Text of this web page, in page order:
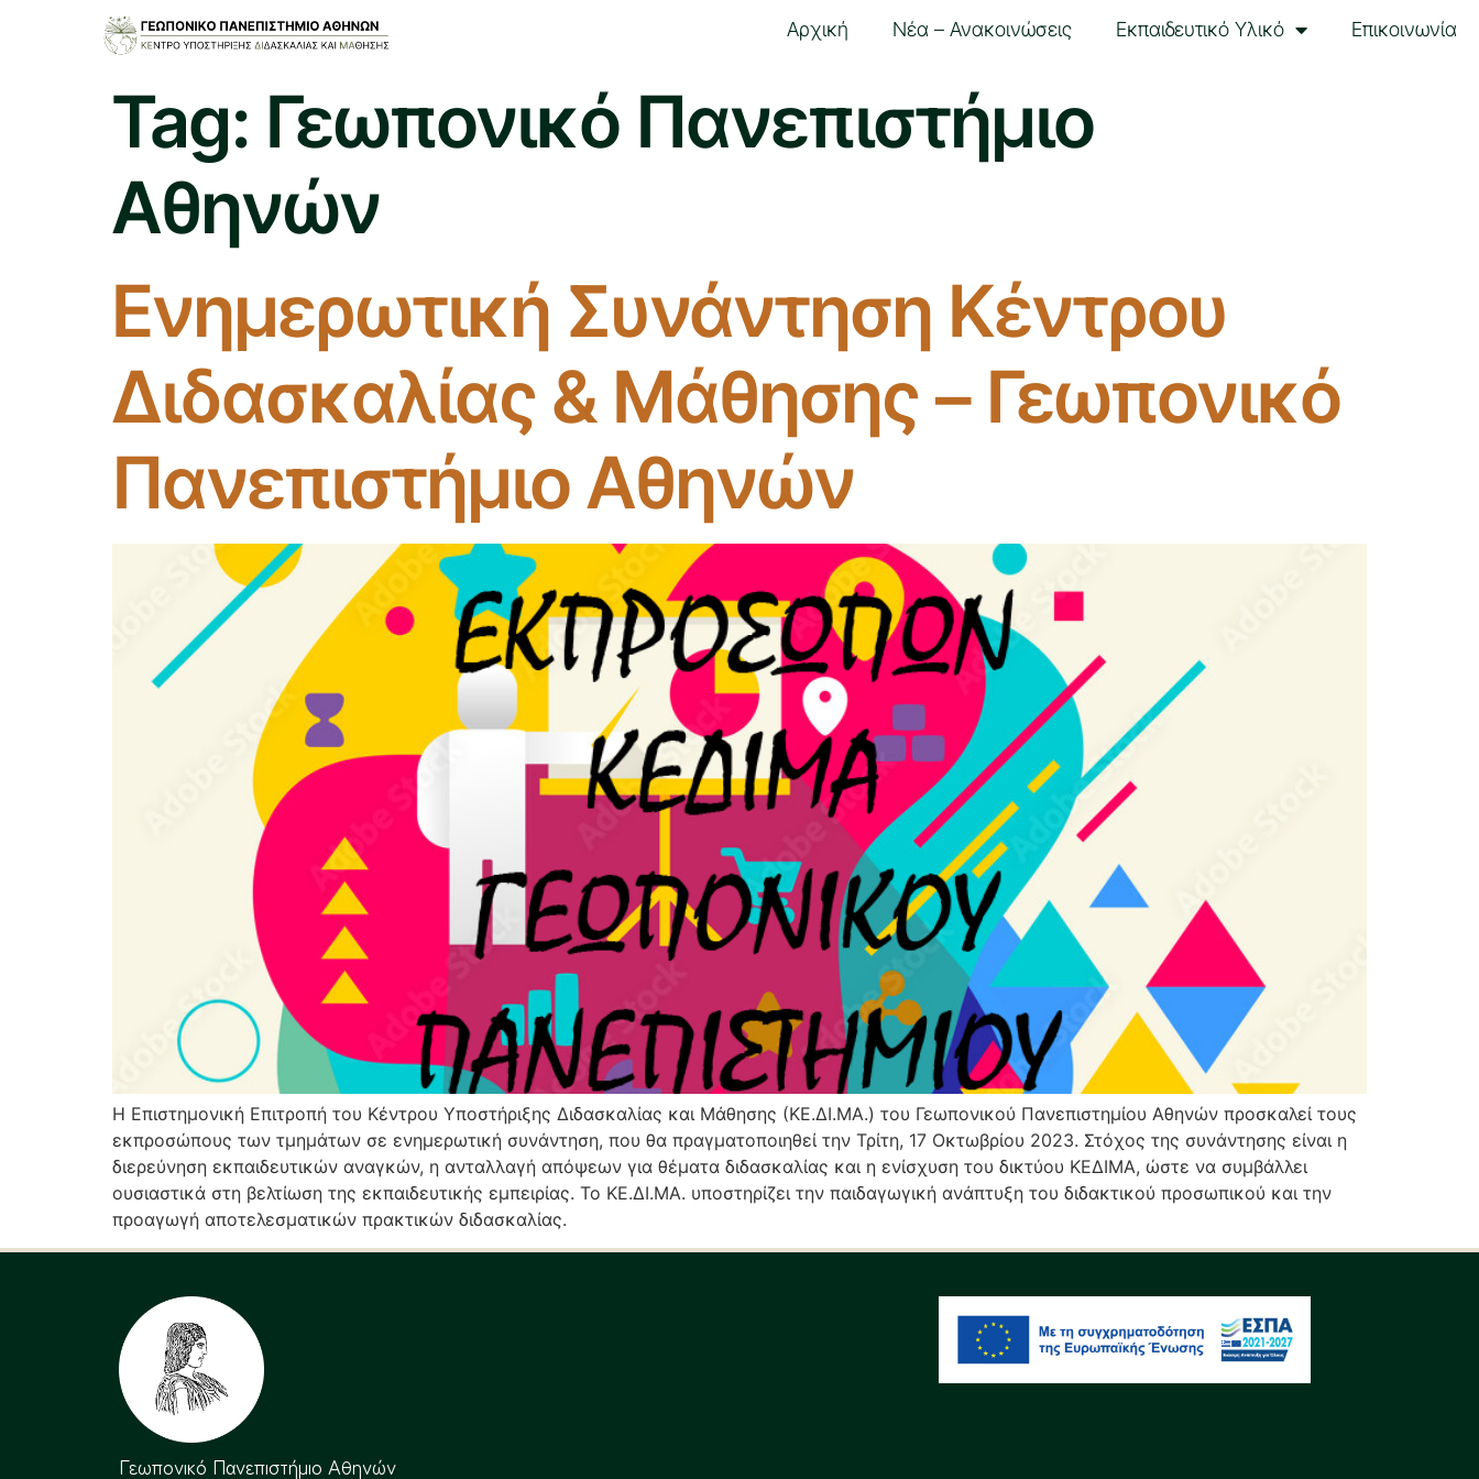
Αρχική Νέα – Ανακοινώσεις Εκπαιδευτικό Υλικό Επικοινωνία
Tag: Γεωπονικό Πανεπιστήμιο
Αθηνών
Ενημερωτική Συνάντηση Κέντρου
Διδασκαλίας & Μάθησης – Γεωπονικό
Πανεπιστήμιο Αθηνών
Η Επιστημονική Επιτροπή του Κέντρου Υποστήριξης Διδασκαλίας και Μάθησης (ΚΕ.ΔΙ.ΜΑ.) του Γεωπονικού Πανεπιστημίου Αθηνών προσκαλεί τους
εκπροσώπους των τμημάτων σε ενημερωτική συνάντηση, που θα πραγματοποιηθεί την Τρίτη, 17 Οκτωβρίου 2023. Στόχος της συνάντησης είναι η
διερεύνηση εκπαιδευτικών αναγκών, η ανταλλαγή απόψεων για θέματα διδασκαλίας και η ενίσχυση του δικτύου ΚΕΔΙΜΑ, ώστε να συμβάλλει
ουσιαστικά στη βελτίωση της εκπαιδευτικής εμπειρίας. Το ΚΕ.ΔΙ.ΜΑ. υποστηρίζει την παιδαγωγική ανάπτυξη του διδακτικού προσωπικού και την
προαγωγή αποτελεσματικών πρακτικών διδασκαλίας.
Γεωπονικό Πανεπιστήμιο Αθηνών